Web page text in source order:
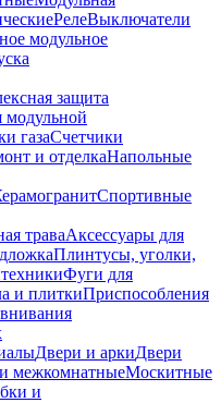
РелеВыключатели
модульное
защита
модульной
газаСчетчики
и отделкаНапольные
Спортивные
траваАксессуары для
Плинтусы, уголки,
Фуги для
и плиткиПриспособления
Двери и аркиДвери
межкомнатныеМоскитные
и